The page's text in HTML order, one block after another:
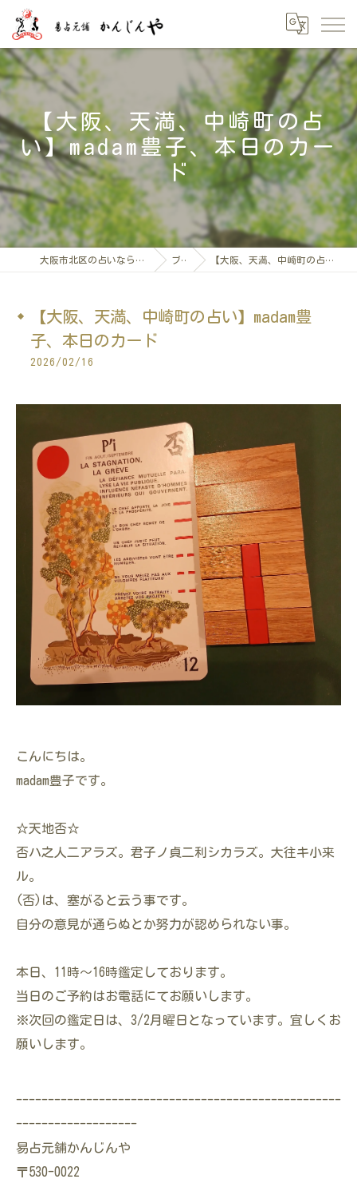
【大阪、天満、中崎町の占
い】madam豊子、本日のカー
ド
大阪市北区の占いなら「易占元舖かんじんや」 ブログ 【大阪、天満、中崎町の占い】madam豊子、本日のカード
【大阪、天満、中崎町の占い】madam豊
子、本日のカード
2026/02/16
こんにちは。
madam豊子です。
☆天地否☆
否ハ之人二アラズ。君子ノ貞二利シカラズ。大往キ小来
ル。
(否)は、塞がると云う事です。
自分の意見が通らぬとか努力が認められない事。
本日、11時～16時鑑定しております。
当日のご予約はお電話にてお願いします。
※次回の鑑定日は、3/2月曜日となっています。宜しくお
願いします。
---------------------------------------------------
-------------------
易占元舖かんじんや
〒530-0022